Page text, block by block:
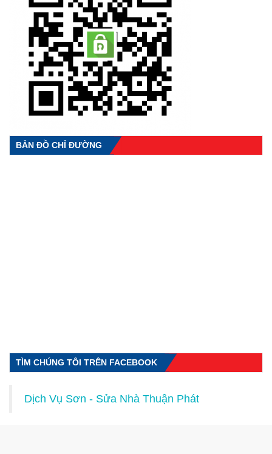
BẢN ĐỒ CHỈ ĐƯỜNG
TÌM CHÚNG TÔI TRÊN FACEBOOK
Dịch Vụ Sơn - Sửa Nhà Thuận Phát